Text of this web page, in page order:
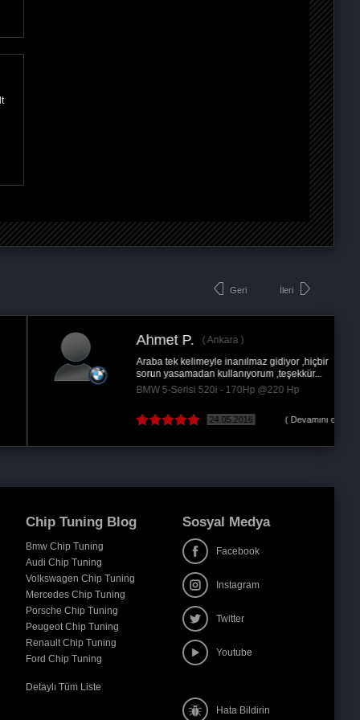
Geri
Ahmet P.
Ankara
Araba tek kelimeyle inanılmaz gidiyor ,hiçbir
sorun yasamadan kullanıyorum ,teşekkür...
BMW 5-Serisi 520i - 170Hp @220 Hp
24.05.2016 ( Devamını oku )
İleri
Chip Tuning Blog
Bmw Chip Tuning
Audi Chip Tuning
Volkswagen Chip Tuning
Mercedes Chip Tuning
Porsche Chip Tuning
Peugeot Chip Tuning
Renault Chip Tuning
Ford Chip Tuning
Detaylı Tüm Liste
Sosyal Medya
Facebook
Instagram
Twitter
Youtube
Hata Bildirin